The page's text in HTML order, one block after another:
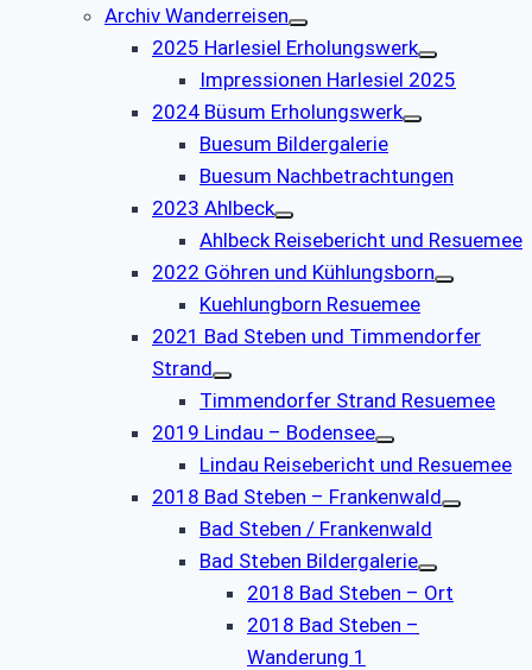
Archiv Wanderreisen
2025 Harlesiel Erholungswerk
Impressionen Harlesiel 2025
2024 Büsum Erholungswerk
Buesum Bildergalerie
Buesum Nachbetrachtungen
2023 Ahlbeck
Ahlbeck Reisebericht und Resuemee
2022 Göhren und Kühlungsborn
Kuehlungborn Resuemee
2021 Bad Steben und Timmendorfer
Strand
Timmendorfer Strand Resuemee
2019 Lindau – Bodensee
Lindau Reisebericht und Resuemee
2018 Bad Steben – Frankenwald
Bad Steben / Frankenwald
Bad Steben Bildergalerie
2018 Bad Steben – Ort
2018 Bad Steben –
Wanderung 1